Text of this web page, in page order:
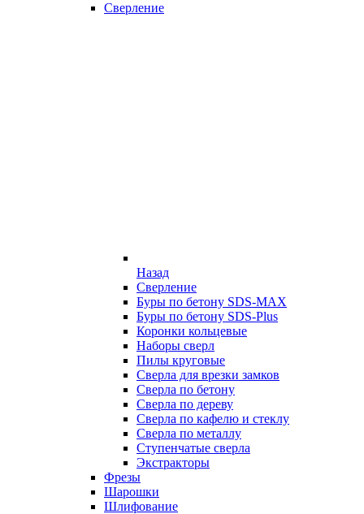
Сверление
Назад
Сверление
Буры по бетону SDS-MAX
Буры по бетону SDS-Plus
Коронки кольцевые
Наборы сверл
Пилы круговые
Сверла для врезки замков
Сверла по бетону
Сверла по дереву
Сверла по кафелю и стеклу
Сверла по металлу
Ступенчатые сверла
Экстракторы
Фрезы
Шарошки
Шлифование